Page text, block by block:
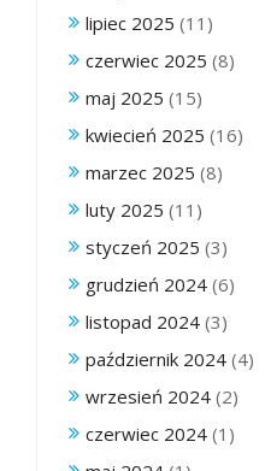
lipiec 2025 (11)
czerwiec 2025 (8)
maj 2025 (15)
kwiecień 2025 (16)
marzec 2025 (8)
luty 2025 (11)
styczeń 2025 (3)
grudzień 2024 (6)
listopad 2024 (3)
październik 2024 (4)
wrzesień 2024 (2)
czerwiec 2024 (1)